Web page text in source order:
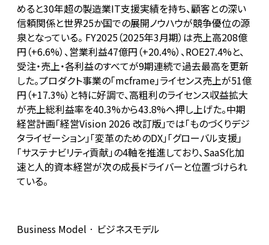
めると30年超の製造業IT支援実績を持ち、顧客との深い
信頼関係と世界25か国での展開ノウハウが競争優位の源
泉となっている。 FY2025（2025年3月期）は売上高208億
円（+6.6%）、営業利益47億円（+20.4%）、ROE27.4%と、
受注・売上・各利益のすべてが9期連続で過去最高を更新
した。プロダクト事業の「mcframe」ライセンス売上が51億
円（+17.3%）と特に好調で、高粗利のライセンス収益拡大
が売上総利益率を40.3%から43.8%へ押し上げた。中期
経営計画「経営Vision 2026 改訂版」では「ものづくりデジ
タライゼーション」「変革のためのDX」「グローバル支援」
「サステナビリティ貢献」の4軸を推進しており、SaaS化加
速と人的資本経営が次の成長ドライバーと位置づけられ
ている。
Business Model · ビジネスモデル